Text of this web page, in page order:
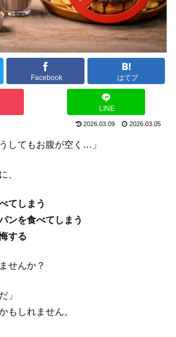
Facebook はてブ
LINE
2026.03.09 2026.03.05
してもお腹が空く…」
、
てしまう
ンを食べてしまう
する
せんか？
」
もしれません。